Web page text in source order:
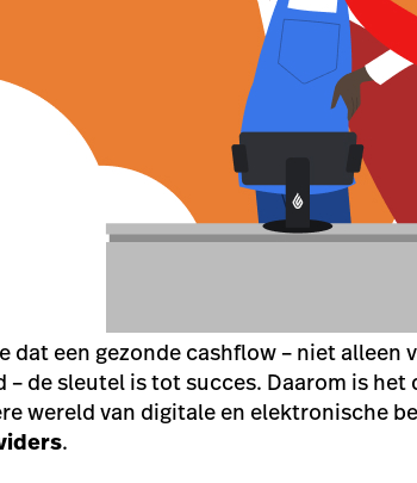
dat een gezonde cashflow– niet alleen
de sleutel is tot succes. Daarom is het
wereld van digitale en elektronische
.